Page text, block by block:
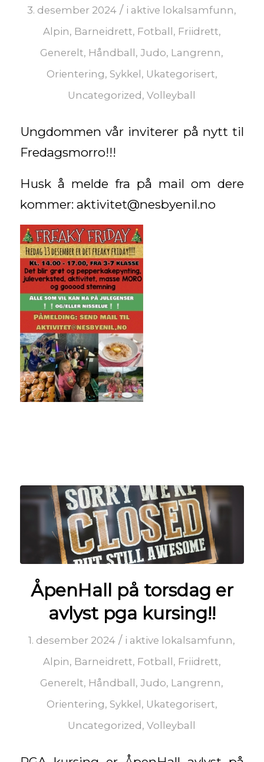
3. desember 2024 / i aktive lokalsamfunn,
Alpin, Barneidrett, Fotball , Friidrett,
Generelt, Håndball ,Judo, Langrenn,
Orientering, Sykkel , Ukategorisert,
Uncategorized ,Volleyball
Ungdommen vår inviterer på nytt til
Fredagsmorro!!!
Husk å melde fra på mail om dere
kommer: aktivitet@nesbyenil.no
ÅpenHall på torsdag er
avlyst pga kursing!!
1. desember 2024 / i aktive lokalsamfunn,
Alpin, Barneidrett, Fotball , Friidrett,
Generelt, Håndball ,Judo, Langrenn,
Orientering, Sykkel , Ukategorisert,
Uncategorized ,Volleyball